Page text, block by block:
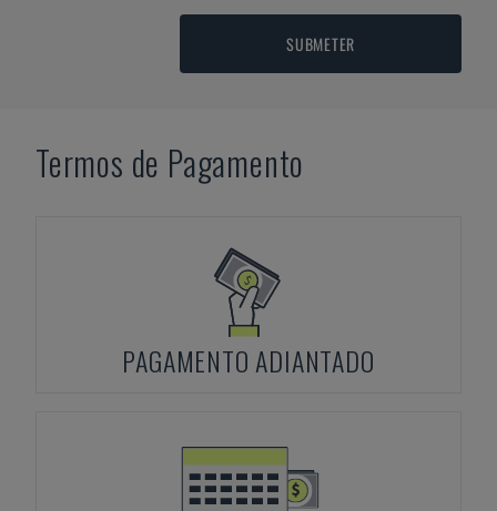
SUBMETER
Termos de Pagamento
PAGAMENTO ADIANTADO